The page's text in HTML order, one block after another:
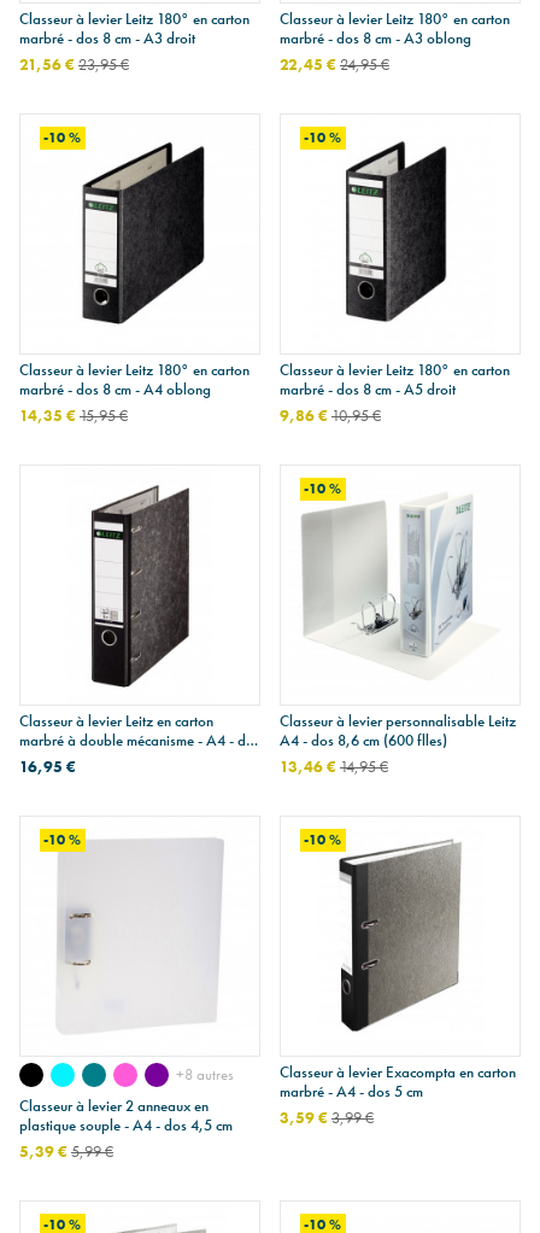
Classeur à levier Leitz 180° en carton
marbré - dos 8 cm - A3 droit
21,56 €23,95 €
Classeur à levier Leitz 180° en carton
marbré - dos 8 cm - A3 oblong
22,45 €24,95 €
-10 %
Classeur à levier Leitz 180° en carton
marbré - dos 8 cm - A4 oblong
14,35 €15,95 €
-10 %
Classeur à levier Leitz 180° en carton
marbré - dos 8 cm - A5 droit
9,86 €10,95 €
Classeur à levier Leitz en carton
marbré à double mécanisme - A4 - dos
7,5 cm
16,95 €
-10 %
Classeur à levier personnalisable Leitz
A4 - dos 8,6 cm (600 flles)
13,46 €14,95 €
-10 %
+8 autres
Classeur à levier 2 anneaux en
plastique souple - A4 - dos 4,5 cm
5,39 €5,99 €
-10 %
Classeur à levier Exacompta en carton
marbré - A4 - dos 5 cm
3,59 €3,99 €
-10 % -10 %